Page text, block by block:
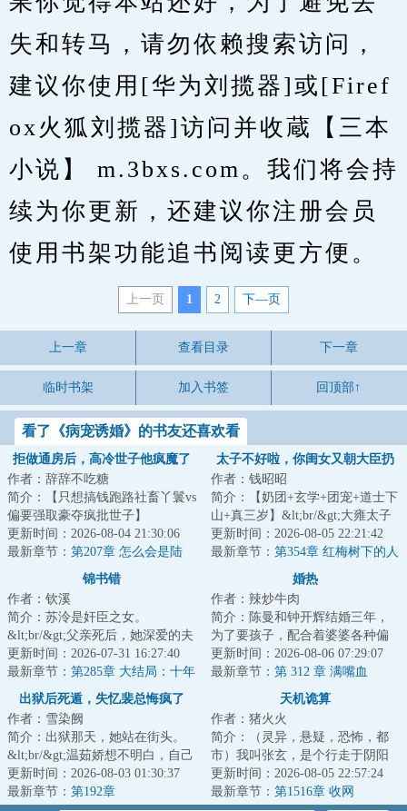
失和转马，请勿依赖搜索访问，
建议你使用[华为刘揽器]或[Firef
ox火狐刘揽器]访问并收蔵【三本
小说】 m.3bxs.com。我们将会持
续为你更新，还建议你注册会员
使用书架功能追书阅读更方便。
上一页 1 2 下—页
上一章 查看目录 下一章
临时书架 加入书签 回顶部↑
看了《病宠诱婚》的书友还喜欢看
拒做通房后，高冷世子他疯魔了
作者：辞辞不吃糖
简介：【只想搞钱跑路社畜丫鬟vs
偏要强取豪夺疯批世子】
&lt;br/&gt;&lt;br/&gt;穿成永宁侯
府丫鬟的第一天...
更新时间：2026-08-04 21:30:06
最新章节： 第207章 怎么会是陆
太子不好啦，你闺女又朝大臣扔
作者：钱昭昭
简介：【奶团+玄学+团宠+道士下
山+真三岁】&lt;br/&gt;大雍太子
带回了一个专业哭丧的崽崽。
&lt;br/&gt;自...
更新时间：2026-08-05 22:21:42
最新章节： 第354章 红梅树下的人
锦书错
作者：钦溪
简介：苏泠是奸臣之女。
&lt;br/&gt;父亲死后，她深爱的夫
君鄙夷地看着她。&lt;br/&gt;“奸
臣之女。”&lt;...
更新时间：2026-07-31 16:27:40
最新章节： 第285章 大结局：十年
前那个冬夜
婚热
作者：辣炒牛肉
简介：陈曼和钟开辉结婚三年，
为了要孩子，配合着婆婆各种偏
方都用上了，可她的肚子毫无动
静。&lt;br/&gt...
更新时间：2026-08-06 07:29:07
最新章节： 第 312 章 满嘴血
出狱后死遁，失忆裴总悔疯了
作者：雪染阙
简介：出狱那天，她站在街头。
&lt;br/&gt;温茹娇想不明白，自己
的人生怎么会过成这样。
&lt;br/&gt;她入了...
更新时间：2026-08-03 01:30:37
最新章节： 第192章
天机诡算
作者：猪火火
简介：（灵异，悬疑，恐怖，都
市）我叫张玄，是个行走于阴阳
两界的算命先生，玄学算命，八
字风水，捉鬼降...
更新时间：2026-08-05 22:57:24
最新章节： 第1516章 收网